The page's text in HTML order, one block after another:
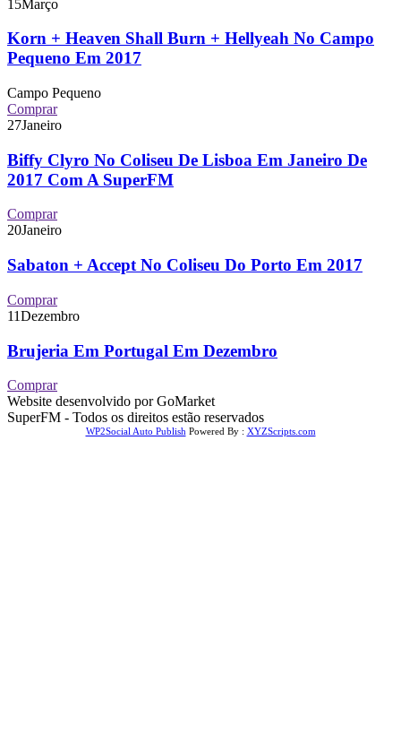
15Março
Korn + Heaven Shall Burn + Hellyeah No Campo
Pequeno Em 2017
Campo Pequeno
Comprar
27Janeiro
Biffy Clyro No Coliseu De Lisboa Em Janeiro De
2017 Com A SuperFM
Comprar
20Janeiro
Sabaton + Accept No Coliseu Do Porto Em 2017
Comprar
11Dezembro
Brujeria Em Portugal Em Dezembro
Comprar
Website desenvolvido por GoMarket
SuperFM - Todos os direitos estão reservados
WP2Social Auto Publish Powered By : XYZScripts.com